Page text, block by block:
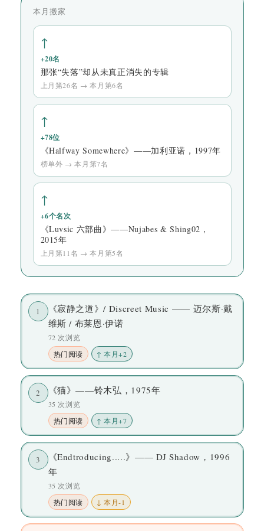
本月搬家
↑
+20名
那张“失落”却从未真正消失的专辑
上月第26名 → 本月第6名
↑
+78位
《Halfway Somewhere》——加利亚诺，1997年
榜单外 → 本月第7名
↑
+6个名次
《Luvsic 六部曲》——Nujabes & Shing02，
2015年
上月第11名 → 本月第5名
1
《寂静之道》/ Discreet Music —— 迈尔斯·戴
维斯 / 布莱恩·伊诺
72 次浏览
热门阅读
↑ 本月+2
2 《猫》——铃木弘，1975年
35 次浏览
热门阅读
↑ 本月+7
3
《Endtroducing.....》—— DJ Shadow，1996
年
35 次浏览
热门阅读
↓ 本月-1